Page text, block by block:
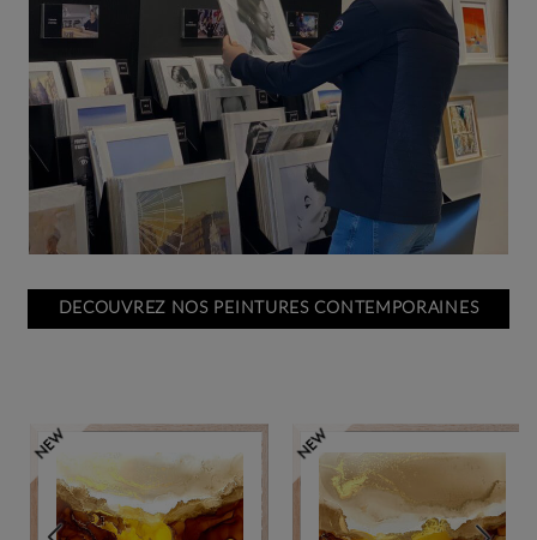
DECOUVREZ NOS PEINTURES CONTEMPORAINES